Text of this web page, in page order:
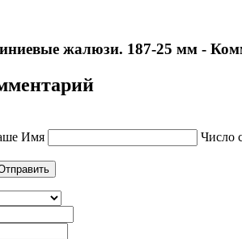
жалюзи. 187-25 мм -
Имя Число